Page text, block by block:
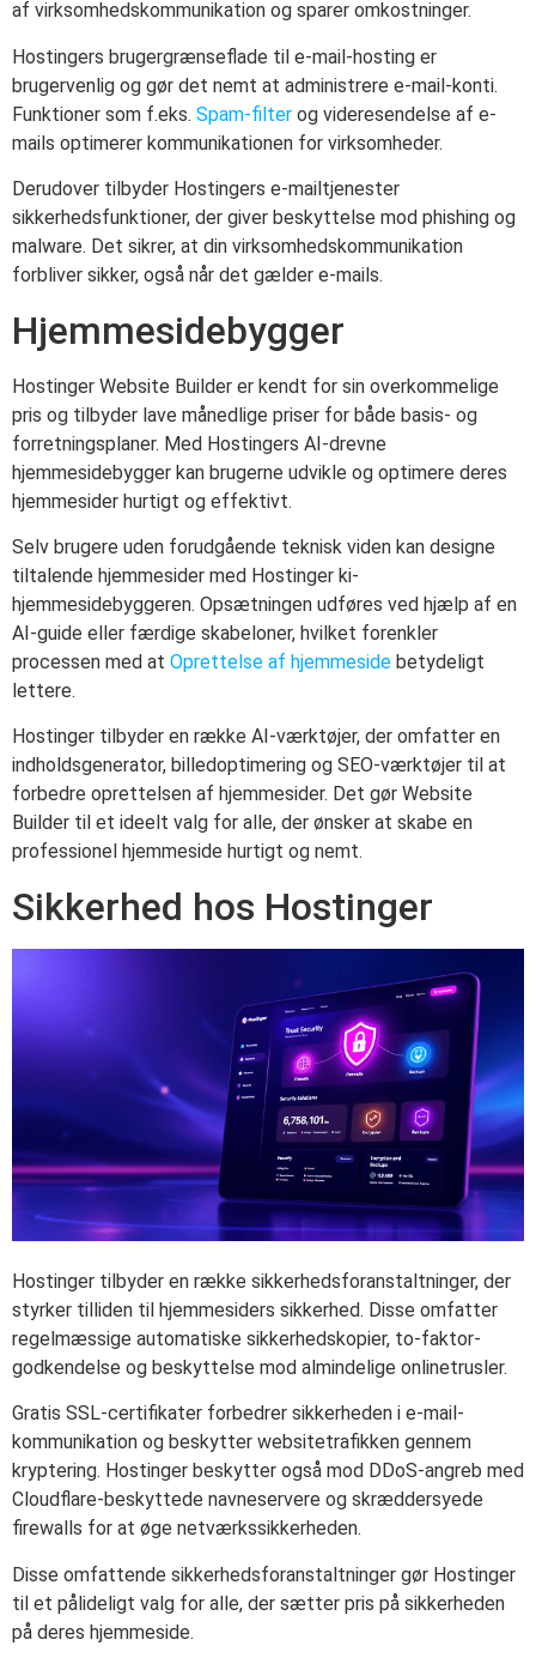
af virksomhedskommunikation og sparer omkostninger.
Hostingers brugergrænseflade til e-mail-hosting er
brugervenlig og gør det nemt at administrere e-mail-konti.
Funktioner som f.eks. Spam-filter og videresendelse af e-
mails optimerer kommunikationen for virksomheder.
Derudover tilbyder Hostingers e-mailtjenester
sikkerhedsfunktioner, der giver beskyttelse mod phishing og
malware. Det sikrer, at din virksomhedskommunikation
forbliver sikker, også når det gælder e-mails.
Hjemmesidebygger
Hostinger Website Builder er kendt for sin overkommelige
pris og tilbyder lave månedlige priser for både basis- og
forretningsplaner. Med Hostingers AI-drevne
hjemmesidebygger kan brugerne udvikle og optimere deres
hjemmesider hurtigt og effektivt.
Selv brugere uden forudgående teknisk viden kan designe
tiltalende hjemmesider med Hostinger ki-
hjemmesidebyggeren. Opsætningen udføres ved hjælp af en
AI-guide eller færdige skabeloner, hvilket forenkler
processen med at Oprettelse af hjemmeside betydeligt
lettere.
Hostinger tilbyder en række AI-værktøjer, der omfatter en
indholdsgenerator, billedoptimering og SEO-værktøjer til at
forbedre oprettelsen af hjemmesider. Det gør Website
Builder til et ideelt valg for alle, der ønsker at skabe en
professionel hjemmeside hurtigt og nemt.
Sikkerhed hos Hostinger
Hostinger tilbyder en række sikkerhedsforanstaltninger, der
styrker tilliden til hjemmesiders sikkerhed. Disse omfatter
regelmæssige automatiske sikkerhedskopier, to-faktor-
godkendelse og beskyttelse mod almindelige onlinetrusler.
Gratis SSL-certifikater forbedrer sikkerheden i e-mail-
kommunikation og beskytter websitetrafikken gennem
kryptering. Hostinger beskytter også mod DDoS-angreb med
Cloudflare-beskyttede navneservere og skræddersyede
firewalls for at øge netværkssikkerheden.
Disse omfattende sikkerhedsforanstaltninger gør Hostinger
til et pålideligt valg for alle, der sætter pris på sikkerheden
på deres hjemmeside.